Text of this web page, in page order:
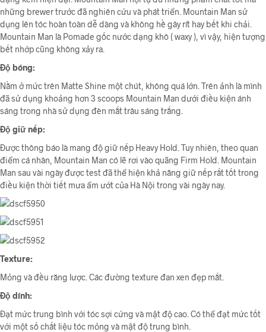
những brewer trước đã nghiên cứu và phát triển. Mountain Man sử
dụng lên tóc hoàn toàn dễ dàng và không hề gây rít hay bết khi chải.
Mountain Man là Pomade gốc nước dạng khô ( waxy ), vì vậy, hiện tượng
bết nhớp cũng không xảy ra.
Độ bóng:
Nằm ở mức trên Matte Shine một chút, không quá lớn. Trên ảnh là mình
đã sử dụng khoảng hơn 3 scoops Mountain Man dưới điều kiện ánh
sáng trong nhà sử dụng đèn mắt trâu sáng trắng.
Độ giữ nếp:
Được thông báo là mang độ giữ nếp Heavy Hold. Tuy nhiên, theo quan
điểm cá nhân, Mountain Man có lẽ rơi vào quãng Firm Hold. Mountain
Man sau vài ngày được test đã thể hiện khả năng giữ nếp rất tốt trong
điều kiện thời tiết mưa ẩm ướt của Hà Nội trong vài ngày nay.
Texture:
Mỏng và đều răng lược. Các đường texture đan xen đẹp mắt.
Độ dính:
Đạt mức trung bình với tóc sợi cứng và mật độ cao. Có thể đạt mức tốt
với một số chất liệu tóc mỏng và mật độ trung bình.